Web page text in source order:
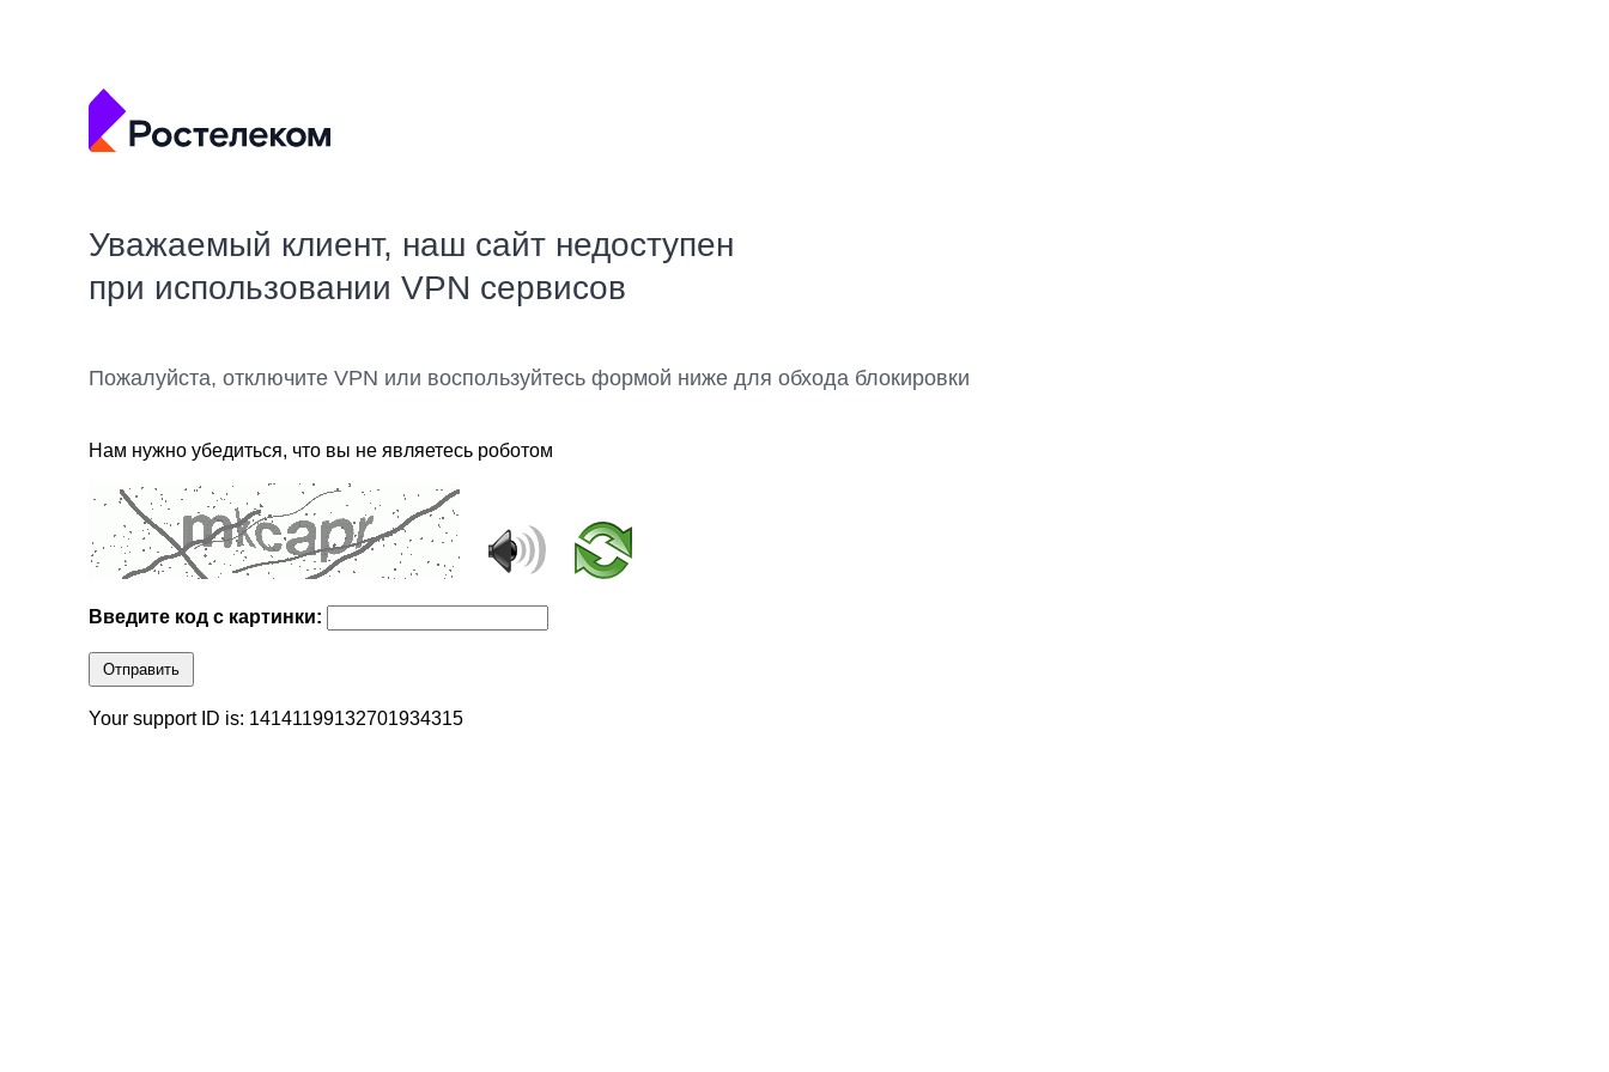
Уважаемый клиент, наш сайт недоступен
при использовании VPN сервисов
Пожалуйста, отключите VPN или воспользуйтесь формой ниже для обхода блокировки
Нам нужно убедиться, что вы не являетесь роботом
Введите код с картинки:
Отправить
Your support ID is: 14141199132701934315